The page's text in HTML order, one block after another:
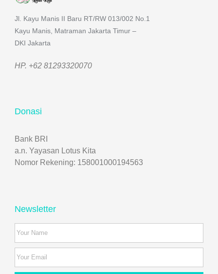
Jl. Kayu Manis II Baru RT/RW 013/002 No.1
Kayu Manis, Matraman Jakarta Timur –
DKI Jakarta
HP. +62 81293320070
Donasi
Bank BRI
a.n. Yayasan Lotus Kita
Nomor Rekening: 158001000194563
Newsletter